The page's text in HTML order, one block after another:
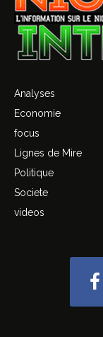
Analyses
Economie
focus
Lignes de Mire
Politique
Societe
videos